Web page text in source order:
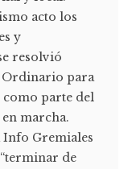
acto los
y
resolvió
Ordinario para
como parte del
marcha.
Info Gremiales
de